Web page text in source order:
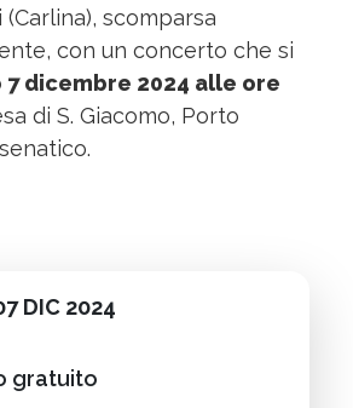
(Carlina), scomparsa
con un concerto che si
7 dicembre 2024 alle ore
di S. Giacomo, Porto
DIC 2024
gratuito